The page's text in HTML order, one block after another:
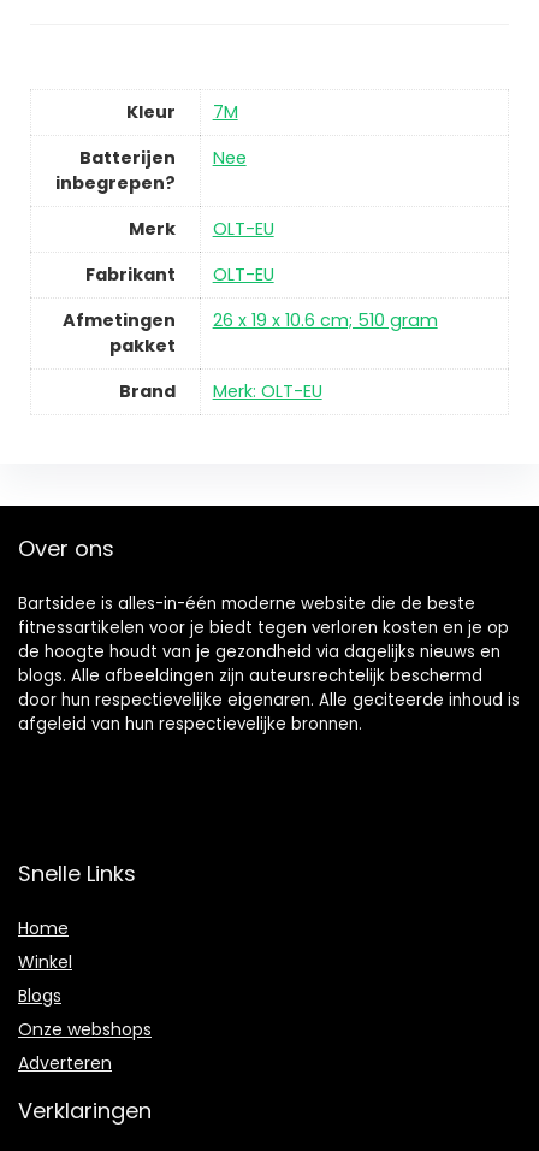
Kleur
7M
Batterijen
inbegrepen?
Nee
Merk
OLT-EU
Fabrikant
OLT-EU
Afmetingen
pakket
26 x 19 x 10.6 cm; 510 gram
Brand Merk: OLT-EU
Over ons
Bartsidee is alles-in-één moderne website die de beste
fitnessartikelen voor je biedt tegen verloren kosten en je op
de hoogte houdt van je gezondheid via dagelijks nieuws en
blogs. Alle afbeeldingen zijn auteursrechtelijk beschermd
door hun respectievelijke eigenaren. Alle geciteerde inhoud is
afgeleid van hun respectievelijke bronnen.
Snelle Links
Home
Winkel
Blogs
Onze webshops
Adverteren
Verklaringen